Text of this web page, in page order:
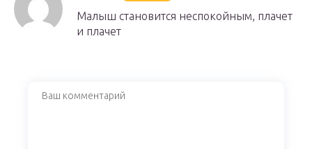
Малыш становится неспокойным, плачет
и плачет